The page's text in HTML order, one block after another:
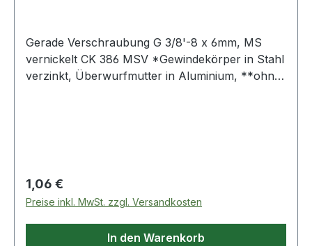
Gerade Verschraubung G 3/8'-8 x 6mm, MS
vernickelt CK 386 MSV *Gewindekörper in Stahl
verzinkt, Überwurfmutter in Aluminium, **ohne
Regulärer Preis:
1,06 €
Preise inkl. MwSt. zzgl. Versandkosten
In den Warenkorb